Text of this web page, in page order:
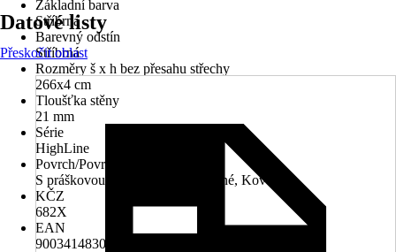
Základní barva
Stříbrná
Barevný odstín
Stříbrná
Rozměry š x h bez přesahu střechy
266x4 cm
Tloušťka stěny
21 mm
Série
HighLine
Povrch/Povrchová úprava
S práškovou úpravou, Pozinkované, Kovová
KČZ
682X
EAN
9003414830981
Datové listy
Přeskočit oblast